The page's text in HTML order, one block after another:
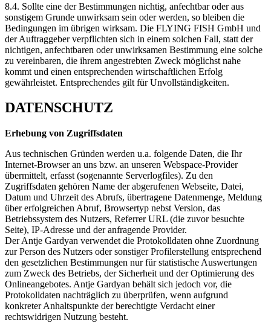
8.4. Sollte eine der Bestimmungen nichtig, anfechtbar oder aus
sonstigem Grunde unwirksam sein oder werden, so bleiben die
Bedingungen im übrigen wirksam. Die FLYING FISH GmbH und
der Auftraggeber verpflichten sich in einem solchen Fall, statt der
nichtigen, anfechtbaren oder unwirksamen Bestimmung eine solche
zu vereinbaren, die ihrem angestrebten Zweck möglichst nahe
kommt und einen entsprechenden wirtschaftlichen Erfolg
gewährleistet. Entsprechendes gilt für Unvollständigkeiten.
DATENSCHUTZ
Erhebung von Zugriffsdaten
Aus technischen Gründen werden u.a. folgende Daten, die Ihr
Internet-Browser an uns bzw. an unseren Webspace-Provider
übermittelt, erfasst (sogenannte Serverlogfiles). Zu den
Zugriffsdaten gehören Name der abgerufenen Webseite, Datei,
Datum und Uhrzeit des Abrufs, übertragene Datenmenge, Meldung
über erfolgreichen Abruf, Browsertyp nebst Version, das
Betriebssystem des Nutzers, Referrer URL (die zuvor besuchte
Seite), IP-Adresse und der anfragende Provider.
Der Antje Gardyan verwendet die Protokolldaten ohne Zuordnung
zur Person des Nutzers oder sonstiger Profilerstellung entsprechend
den gesetzlichen Bestimmungen nur für statistische Auswertungen
zum Zweck des Betriebs, der Sicherheit und der Optimierung des
Onlineangebotes. Antje Gardyan behält sich jedoch vor, die
Protokolldaten nachträglich zu überprüfen, wenn aufgrund
konkreter Anhaltspunkte der berechtigte Verdacht einer
rechtswidrigen Nutzung besteht.